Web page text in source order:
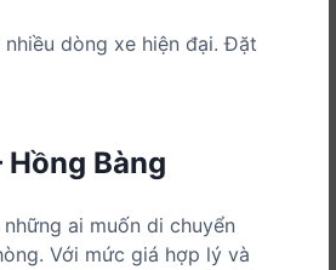
dòng xe hiện đại. Đặt
Hồng Bàng
ai muốn di chuyển
Với mức giá hợp lý và